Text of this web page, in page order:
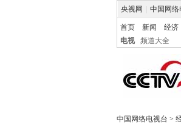
央视网 中国网络
首页 新闻 经济
电视
频道大全
中国网络电视台 >